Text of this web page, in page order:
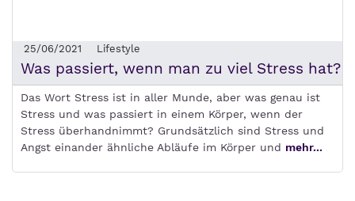
25/06/2021 Lifestyle
Was passiert, wenn man zu viel Stress hat?
Das Wort Stress ist in aller Munde, aber was genau ist
Stress und was passiert in einem Körper, wenn der
Stress überhandnimmt? Grundsätzlich sind Stress und
Angst einander ähnliche Abläufe im Körper und mehr...